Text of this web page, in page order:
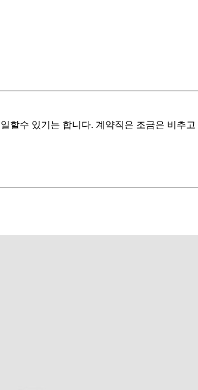
할수 있기는 합니다. 계약직은 조금은 비추